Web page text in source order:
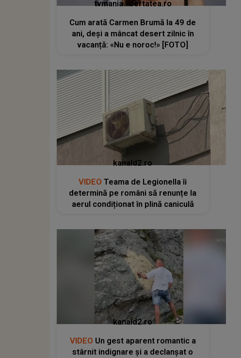
tvmania.libertatea.ro
Cum arată Carmen Brumă la 49 de
ani, deși a mâncat desert zilnic în
vacanță: «Nu e noroc!» [FOTO]
kanald2.ro
VIDEO Teama de Legionella îi
determină pe români să renunțe la
aerul condiționat în plină caniculă
kanald2.ro
VIDEO Un gest aparent romantic a
stârnit indignare și a declanșat o